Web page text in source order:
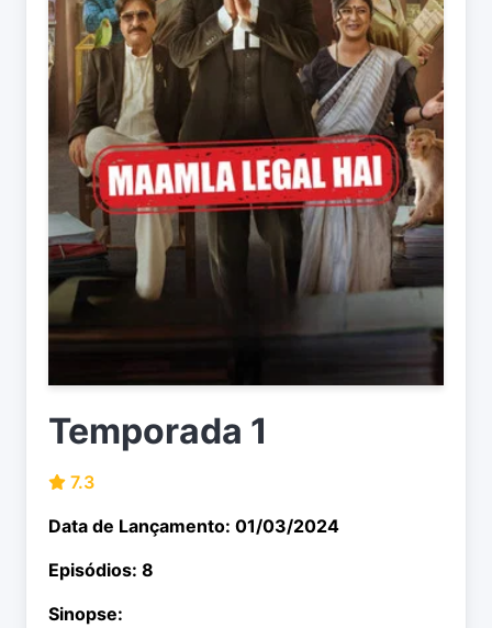
Temporada 1
7.3
Data de Lançamento: 01/03/2024
Episódios: 8
Sinopse: